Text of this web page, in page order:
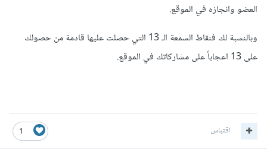
العضو وانجازه في الموقع.
وبالنسبة لك فنقاط السمعة الـ 13 التي حصلت عليها قادمة من حصولك
على 13 اعجاباً على مشاركاتك في الموقع.
1 اقتباس